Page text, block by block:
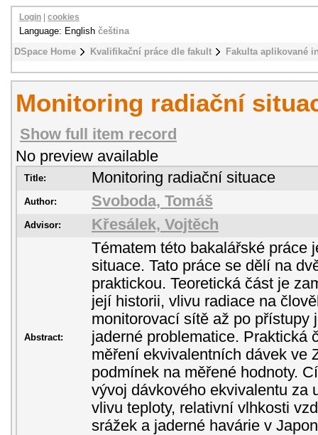
DSpace Home Kvalifikační práce dle fakult Fakulta aplikované
Login cookies
Language: English čeština
Monitoring radiační
Show full item record
No preview available
Title: Monitoring radiační situace
Author: Svoboda, Tomáš
Advisor: Křesálek, Vojtěch
Abstract:
Tématem této bakalářské práce
situace. Tato práce se dělí na
praktickou. Teoretická část je
její historii, vlivu radiace na
monitorovací sítě až po přístupy
jaderné problematice. Praktická
měření ekvivalentních dávek ve
podmínek na měřené hodnoty.
vývoj dávkového ekvivalentu za
vlivu teploty, relativní vlhkosti
srážek a jaderné havárie v